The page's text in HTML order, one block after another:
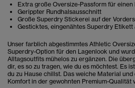
Extra große Oversize-Passform für einen
Gerippter Rundhalsausschnitt
Große Superdry Stickerei auf der
Gesticktes, eingenähtes Superdry Etikett
Unser farblich abgestimmtes Athletic
Superdry-Option für den Lagenlook und
Alltagsoutfits mühelos zu ergänzen. Die
dir, es so zu tragen, wie du es möchtest. Es
du zu Hause chillst. Das weiche Material
Komfort in der gewohnten Premium-Qualität